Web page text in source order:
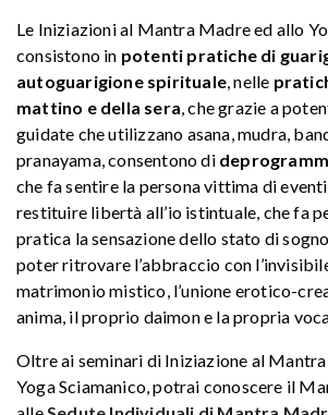
Le Iniziazioni al Mantra Madre ed allo
consistono in potenti pratiche di
autoguarigione spirituale, nelle
mattino e della sera, che grazie a
guidate che utilizzano asana, mudra,
pranayama, consentono di
che fa sentire la persona vittima di
restituire libertà all’io istintuale, che fa
pratica la sensazione dello stato di
poter ritrovare l’abbraccio con
matrimonio mistico, l’unione erotico-
anima, il proprio daimon e la propria
Oltre ai seminari di Iniziazione al
Yoga Sciamanico, potrai conoscere il